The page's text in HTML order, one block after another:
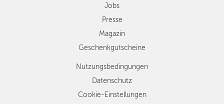
Jobs
Presse
Magazin
Geschenkgutscheine
Nutzungsbedingungen
Datenschutz
Cookie-Einstellungen